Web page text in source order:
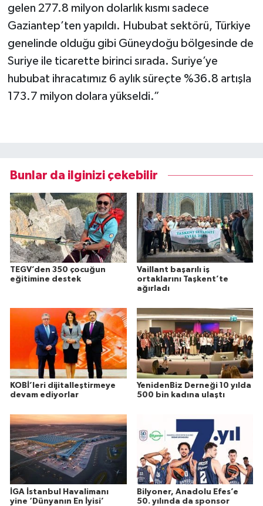
gelen 277.8 milyon dolarlık kısmı sadece
Gaziantep’ten yapıldı. Hububat sektörü, Türkiye
genelinde olduğu gibi Güneydoğu bölgesinde de
Suriye ile ticarette birinci sırada. Suriye’ye
hububat ihracatımız 6 aylık süreçte %36.8 artışla
173.7 milyon dolara yükseldi.”
Bunlar da ilginizi çekebilir
TEGV’den 350 çocuğun
eğitimine destek
Vaillant başarılı iş
ortaklarını Taşkent’te
ağırladı
KOBİ’leri dijitalleştirmeye
devam ediyorlar
YenidenBiz Derneği 10 yılda
500 bin kadına ulaştı
İGA İstanbul Havalimanı
yine ‘Dünyanın En İyisi’
Bilyoner, Anadolu Efes’e
50. yılında da sponsor